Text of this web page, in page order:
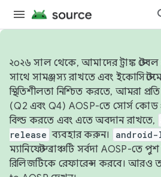
২০২৬ সাল থেকে, আমাদের ট্রাঙ্ক
সাথে সামঞ্জস্য রাখতে এবং
স্থিতিশীলতা নিশ্চিত করতে, আমরা
(Q2 এবং Q4) AOSP-তে সোর্স কোড
বিল্ড করতে এবং এতে অবদান রাখতে,
release ব্যবহার করুন।
ম্যানিফেস্ট ব্রাঞ্চটি সর্বদা AOSP-তে
রিলিজটিকে রেফারেন্স করবে। আরও